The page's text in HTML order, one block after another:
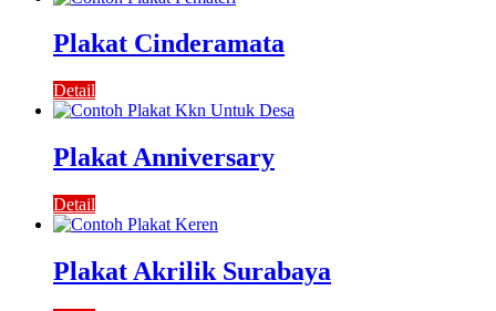
Plakat Cinderamata
Detail
Plakat Anniversary
Detail
Plakat Akrilik Surabaya